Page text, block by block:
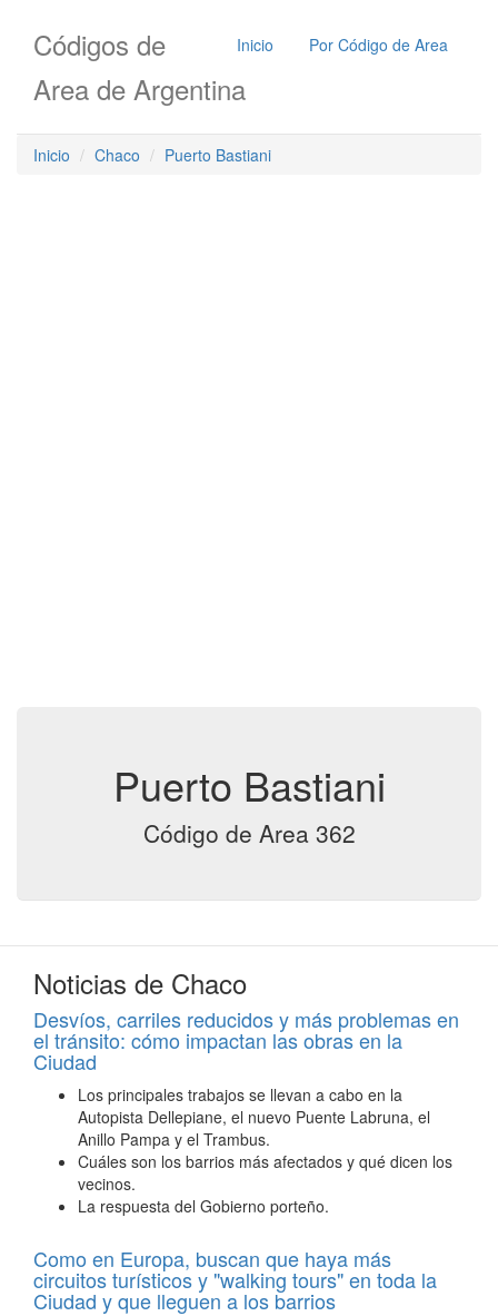
Inicio Por Código de Area
Códigos de
Area de Argentina
Inicio Chaco Puerto Bastiani
Puerto Bastiani
Código de Area 362
Noticias de Chaco
Desvíos, carriles reducidos y más problemas en
el tránsito: cómo impactan las obras en la
Ciudad
Los principales trabajos se llevan a cabo en la
Autopista Dellepiane, el nuevo Puente Labruna, el
Anillo Pampa y el Trambus.
Cuáles son los barrios más afectados y qué dicen los
vecinos.
La respuesta del Gobierno porteño.
Como en Europa, buscan que haya más
circuitos turísticos y "walking tours" en toda la
Ciudad y que lleguen a los barrios